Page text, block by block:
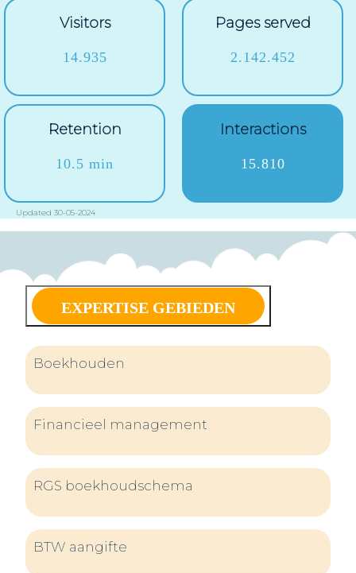
Visitors
14.935
Pages served
2.142.452
Retention
10.5 min
Interactions
15.810
Updated 30-05-2024
EXPERTISE GEBIEDEN
Boekhouden
Financieel management
RGS boekhoudschema
BTW aangifte